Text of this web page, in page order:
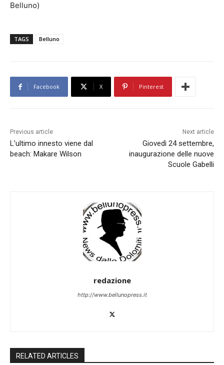
Belluno)
TAGS Belluno
Facebook X Pinterest
Previous article
L’ultimo innesto viene dal
beach: Makare Wilson
Next article
Giovedì 24 settembre,
inaugurazione delle nuove
Scuole Gabelli
redazione
http://www.bellunopress.it
RELATED ARTICLES